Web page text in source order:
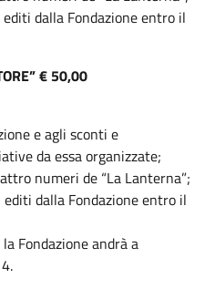
dalla Fondazione entro il
€ 50,00
e agli sconti e
da essa organizzate;
numeri de “La Lanterna”;
dalla Fondazione entro il
Fondazione andrà a